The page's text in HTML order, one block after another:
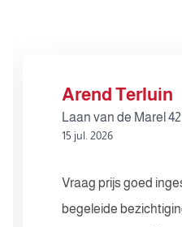
Arend Terluin
Laan van de Marel 42
15 jul. 2026
Vraag prijs goed
begeleide